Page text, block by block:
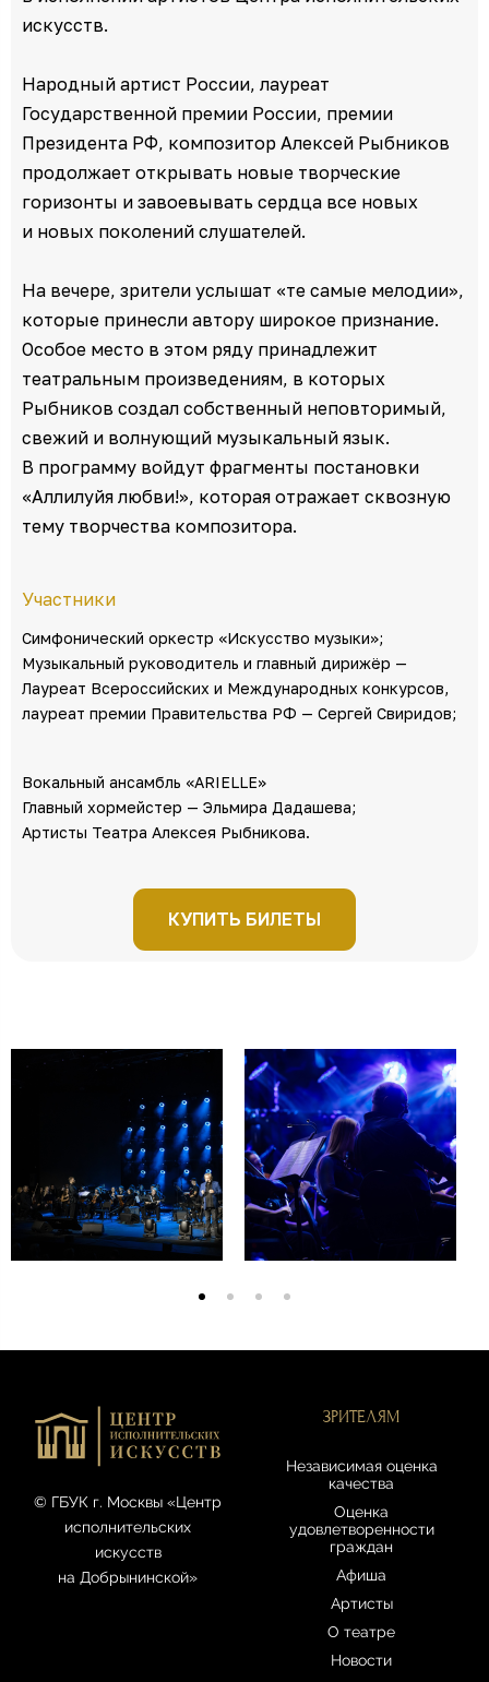
искусств.
Народный артист России, лауреат
Государственной премии России, премии
Президента РФ, композитор Алексей Рыбников
продолжает открывать новые творческие
горизонты и завоевывать сердца все новых
и новых поколений слушателей.
На вечере, зрители услышат «те самые мелодии»,
которые принесли автору широкое признание.
Особое место в этом ряду принадлежит
театральным произведениям, в которых
Рыбников создал собственный неповторимый,
свежий и волнующий музыкальный язык.
В программу войдут фрагменты постановки
«Аллилуйя любви!», которая отражает сквозную
тему творчества композитора.
Участники
Симфонический оркестр «Искусство музыки»;
Музыкальный руководитель и главный дирижёр —
Лауреат Всероссийских и Международных конкурсов,
лауреат премии Правительства РФ — Сергей Свиридов;
Вокальный ансамбль «ARIELLE»
Главный хормейстер — Эльмира Дадашева;
Артисты Театра Алексея Рыбникова.
КУПИТЬ БИЛЕТЫ
© ГБУК г. Москвы «Центр
исполнительских
искусств
на Добрынинской»
ЗРИТЕЛЯМ
Независимая оценка
качества
Оценка
удовлетворенности
граждан
Афиша
Артисты
О театре
Новости